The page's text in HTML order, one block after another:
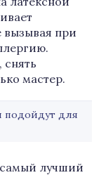
при
мастер.
подойдут для
самый лучший